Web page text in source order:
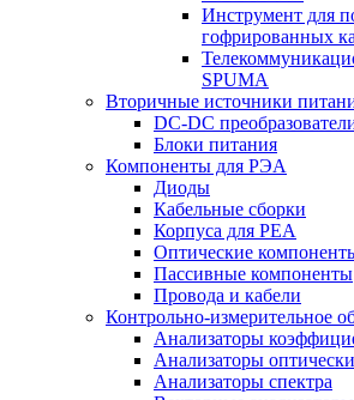
Инструмент для
гофрированных
SPUMA
Вторичные источники
DC-DC
Блоки питания
Компоненты для РЭА
Диоды
Кабельные сборки
Корпуса для РЕА
Оптические
Пассивные компоненты
Провода и кабели
Контрольно-измерительное
Анализаторы
Анализаторы
Анализаторы спектра